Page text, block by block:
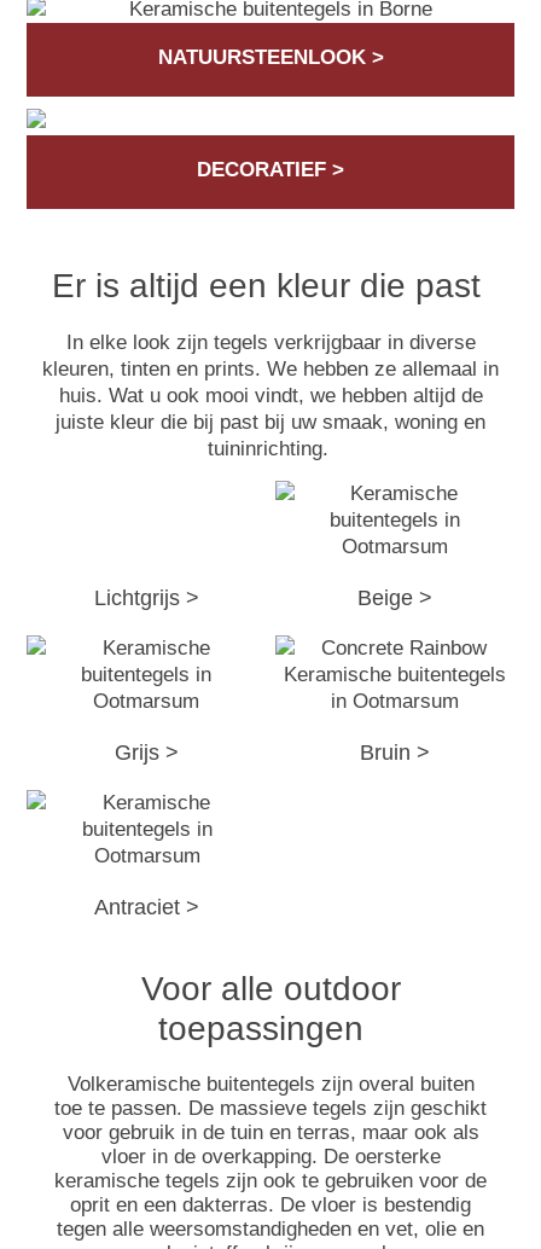
NATUURSTEENLOOK >
DECORATIEF >
Er is altijd een kleur die past
In elke look zijn tegels verkrijgbaar in diverse
kleuren, tinten en prints. We hebben ze allemaal in
huis. Wat u ook mooi vindt, we hebben altijd de
juiste kleur die bij past bij uw smaak, woning en
tuininrichting.
Lichtgrijs > Beige >
Grijs > Bruin >
Antraciet >
Voor alle outdoor
toepassingen
Volkeramische buitentegels zijn overal buiten
toe te passen. De massieve tegels zijn geschikt
voor gebruik in de tuin en terras, maar ook als
vloer in de overkapping. De oersterke
keramische tegels zijn ook te gebruiken voor de
oprit en een dakterras. De vloer is bestendig
tegen alle weersomstandigheden en vet, olie en